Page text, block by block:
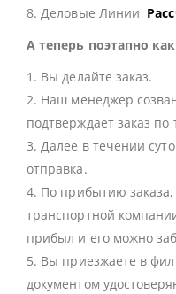
8. Деловые Линии
А теперь поэтапно
1. Вы делайте заказ.
2. Наш менеджер
подтверждает заказ по
3. Далее в течении
отправка.
4. По прибытию
транспортной
прибыл и его можно
5. Вы приезжаете в
документом